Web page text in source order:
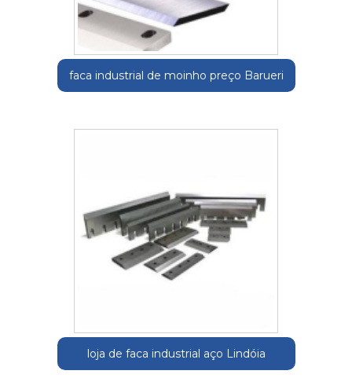
faca industrial de moinho preço Barueri
loja de faca industrial aço Lindóia